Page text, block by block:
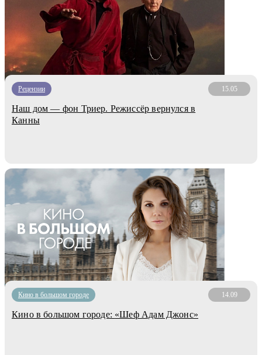
Рецензии 15.05
Наш дом — фон Триер. Режиссёр вернулся в
Канны
Кино в большом городе 14.09
Кино в большом городе: «Шеф Адам Джонс»